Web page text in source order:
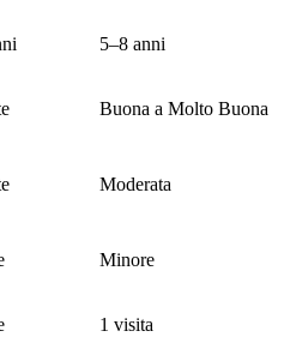
5–8 anni
Buona a Molto Buona
Moderata
Minore
1 visita